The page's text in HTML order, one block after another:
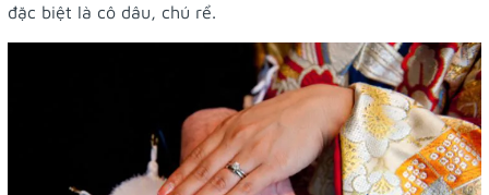
đặc biệt là cô dâu, chú rể.